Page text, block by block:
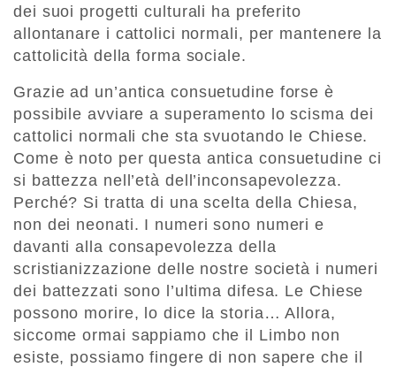
dei suoi progetti culturali ha preferito
allontanare i cattolici normali, per mantenere la
cattolicità della forma sociale.
Grazie ad un’antica consuetudine forse è
possibile avviare a superamento lo scisma dei
cattolici normali che sta svuotando le Chiese.
Come è noto per questa antica consuetudine ci
si battezza nell’età dell’inconsapevolezza.
Perché? Si tratta di una scelta della Chiesa,
non dei neonati. I numeri sono numeri e
davanti alla consapevolezza della
scristianizzazione delle nostre società i numeri
dei battezzati sono l’ultima difesa. Le Chiese
possono morire, lo dice la storia… Allora,
siccome ormai sappiamo che il Limbo non
esiste, possiamo fingere di non sapere che il